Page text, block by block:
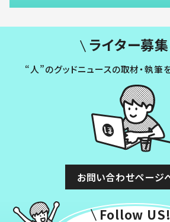
ライター募集
“人”のグッドニュースの取材・執筆
お問い合わせページ
Follow